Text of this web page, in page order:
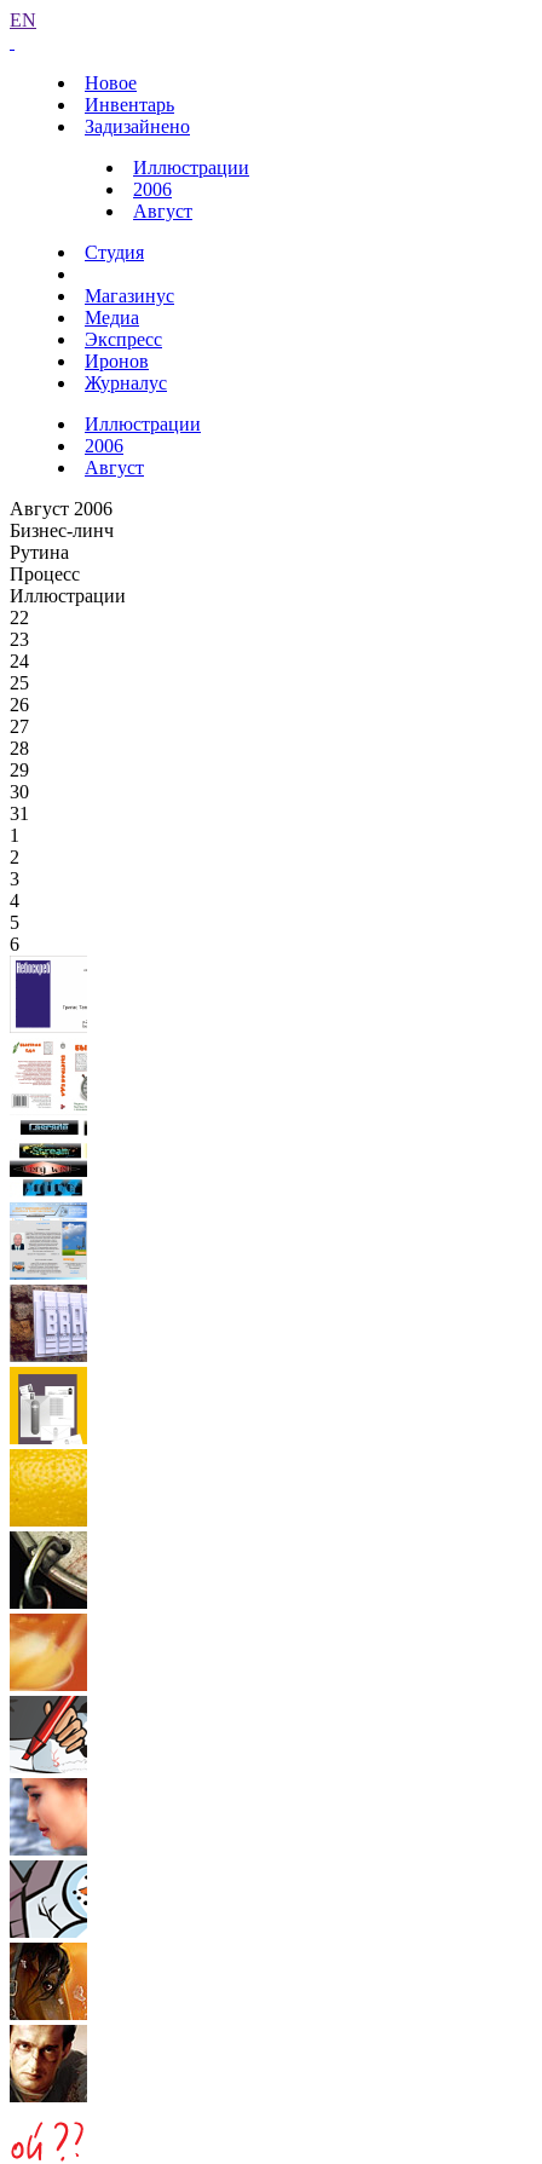
EN
Новое
Инвентарь
Задизайнено
Иллюстрации
2006
Август
Студия
Магазинус
Медиа
Экспресс
Иронов
Журналус
Иллюстрации
2006
Август
Август 2006
Бизнес-линч
Рутина
Процесс
Иллюстрации
22
23
24
25
26
27
28
29
30
31
1
2
3
4
5
6